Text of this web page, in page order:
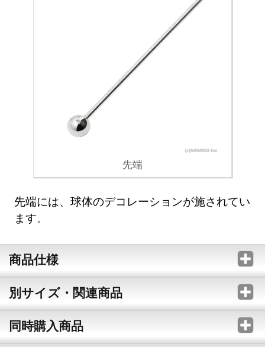
先端
先端には、球体のデコレーションが施されてい
ます。
商品仕様
別サイズ・関連商品
同時購入商品